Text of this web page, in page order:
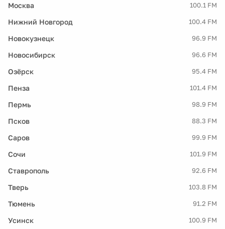
Москва 100.1 FM
Нижний Новгород 100.4 FM
Новокузнецк 96.9 FM
Новосибирск 96.6 FM
Озёрск 95.4 FM
Пенза 101.4 FM
Пермь 98.9 FM
Псков 88.3 FM
Саров 99.9 FM
Сочи 101.9 FM
Ставрополь 92.6 FM
Тверь 103.8 FM
Тюмень 91.2 FM
Усинск 100.9 FM